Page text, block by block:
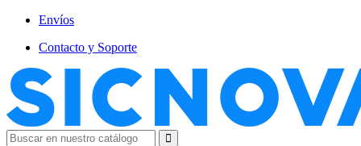
Envíos
Contacto y Soporte